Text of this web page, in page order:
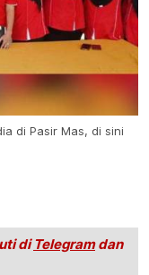
di Pasir Mas, di sini
di Telegramdan